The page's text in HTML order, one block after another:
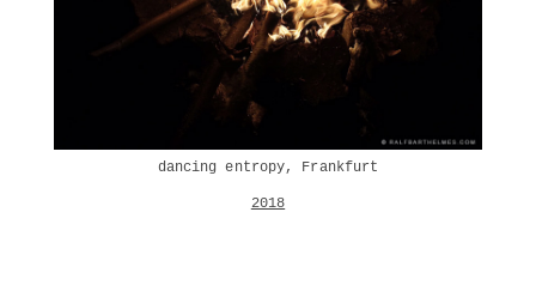
dancing entropy, Frankfurt
2018